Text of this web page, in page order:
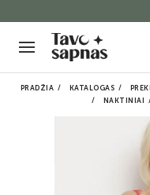
PRADŽIA KATALOGAS
NAKTINIAI